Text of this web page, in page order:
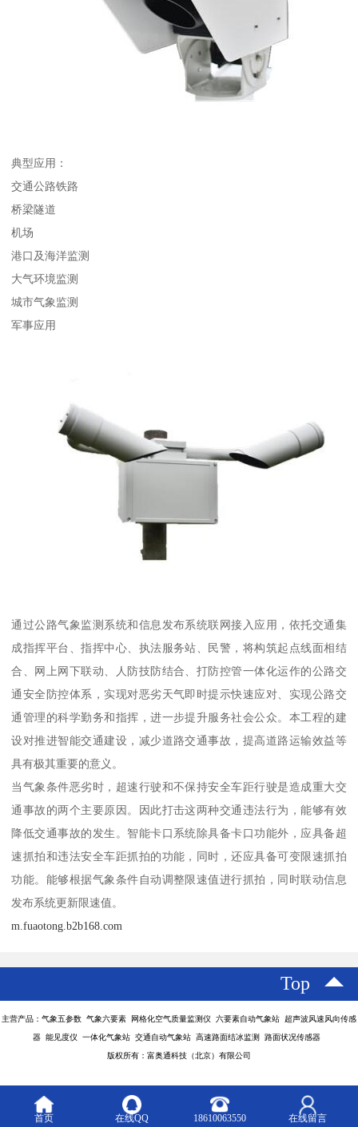
典型应用：
交通公路铁路
桥梁隧道
机场
港口及海洋监测
大气环境监测
城市气象监测
军事应用
通过公路气象监测系统和信息发布系统联网接入应用，依托交通集
成指挥平台、指挥中心、执法服务站、民警，将构筑起点线面相结
合、网上网下联动、人防技防结合、打防控管一体化运作的公路交
通安全防控体系，实现对恶劣天气即时提示快速应对、实现公路交
通管理的科学勤务和指挥，进一步提升服务社会公众。本工程的建
设对推进智能交通建设，减少道路交通事故，提高道路运输效益等
具有极其重要的意义。
当气象条件恶劣时，超速行驶和不保持安全车距行驶是造成重大交
通事故的两个主要原因。因此打击这两种交通违法行为，能够有效
降低交通事故的发生。智能卡口系统除具备卡口功能外，应具备超
速抓拍和违法安全车距抓拍的功能，同时，还应具备可变限速抓拍
功能。能够根据气象条件自动调整限速值进行抓拍，同时联动信息
发布系统更新限速值。
m.fuaotong.b2b168.com
Top
主营产品：气象五参数 气象六要素 网格化空气质量监测仪 六要素自动气象站 超声波风速风向传感
器 能见度仪 一体化气象站 交通自动气象站 高速路面结冰监测 路面状况传感器
版权所有：富奥通科技（北京）有限公司
首页 在线QQ 18610063550 在线留言